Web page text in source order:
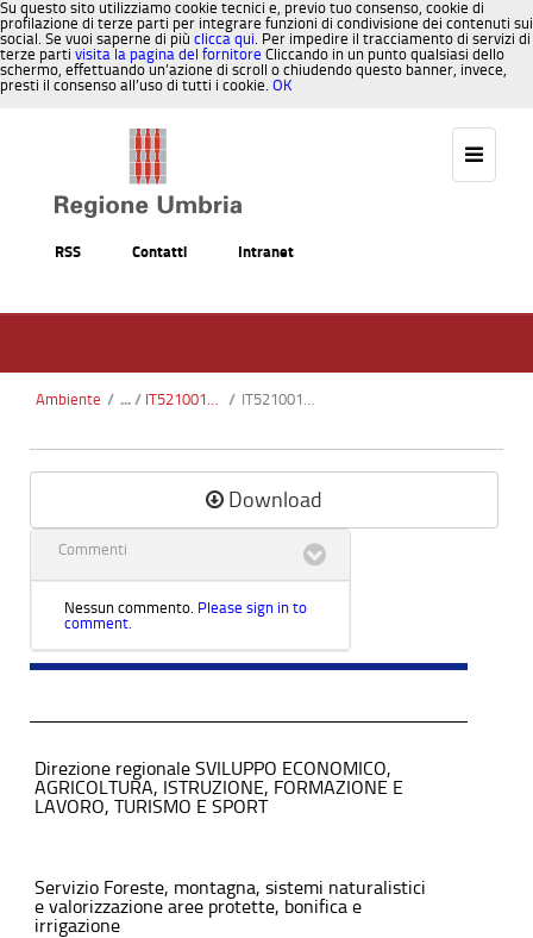
Su questo sito utilizziamo cookie tecnici e, previo tuo consenso, cookie di
profilazione di terze parti per integrare funzioni di condivisione dei contenuti sui
social. Se vuoi saperne di più clicca qui. Per impedire il tracciamento di servizi di
terze parti visita la pagina del fornitore Cliccando in un punto qualsiasi dello
schermo, effettuando un’azione di scroll o chiudendo questo banner, invece,
presti il consenso all’uso di tutti i cookie. OK
RSS Contatti Intranet
Ambiente / IT5210013 - Boschi del Bacino di Gubbio / IT5210013_Boschi del bacino di Gubbio_CTR.pdf
Download
Commenti
Nessun commento. Please sign in to
comment.
Direzione regionale SVILUPPO ECONOMICO,
AGRICOLTURA, ISTRUZIONE, FORMAZIONE E
LAVORO, TURISMO E SPORT
Servizio Foreste, montagna, sistemi naturalistici
e valorizzazione aree protette, bonifica e
irrigazione